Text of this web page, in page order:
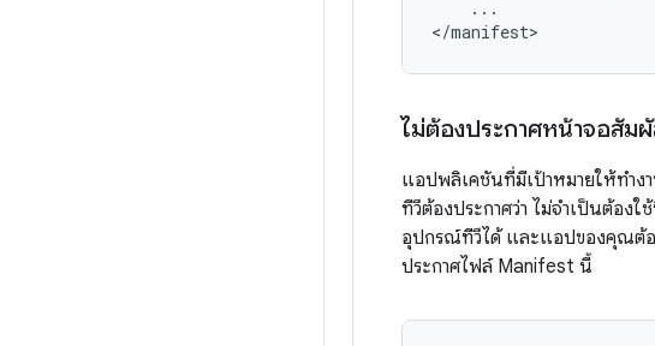
...
</manifest>
ไม่ต้องประกาศหน้าจอสัม
แอปพลิเคชันที่มีเป้าหมายให้ทำ
ทีวีต้องประกาศว่า ไม่จำเป็นต้องใ
อุปกรณ์ทีวีได้ และแอปของคุณต้อ
ประกาศไฟล์ Manifest นี้